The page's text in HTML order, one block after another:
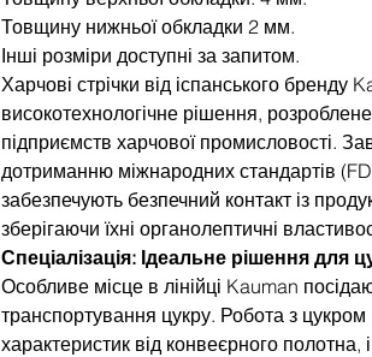
Товщину нижньої обкладки 2 мм.
Інші розміри доступні за запитом.
Харчові стрічки від іспанського бренду
високотехнологічне рішення,
підприємств харчової промисловості.
дотриманню міжнародних стандартів
забезпечують безпечний контакт із
зберігаючи їхні органолептичні
Спеціалізація: Ідеальне рішення для
Особливе місце в лінійці Kauman
транспортування цукру. Робота з
характеристик від конвеєрного полотна,